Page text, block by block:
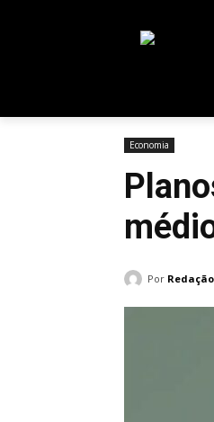
Economia
Por Redação